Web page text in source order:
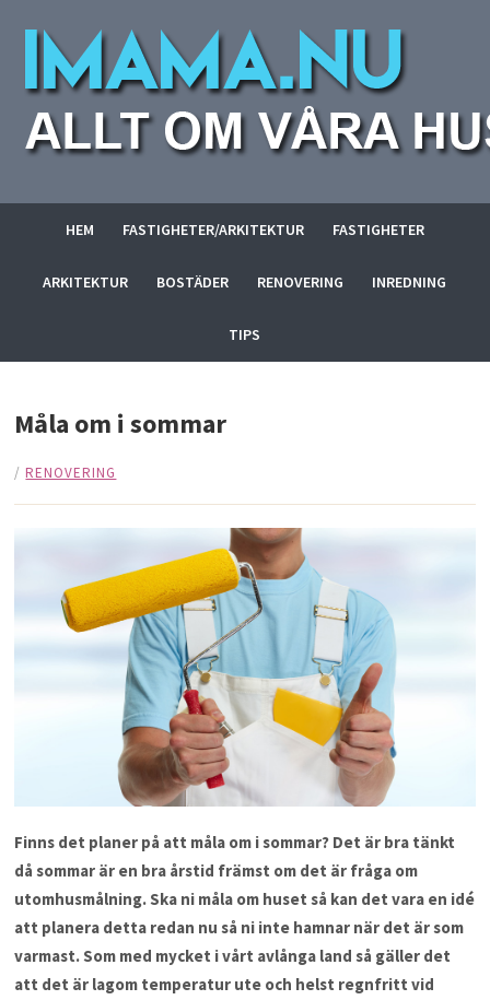
HEM FASTIGHETER/ARKITEKTUR FASTIGHETER
ARKITEKTUR BOSTÄDER RENOVERING INREDNING
TIPS
Måla om i sommar
/RENOVERING
Finns det planer på att måla om i sommar? Det är bra tänkt
då sommar är en bra årstid främst om det är fråga om
utomhusmålning. Ska ni måla om huset så kan det vara en idé
att planera detta redan nu så ni inte hamnar när det är som
varmast. Som med mycket i vårt avlånga land så gäller det
att det är lagom temperatur ute och helst regnfritt vid